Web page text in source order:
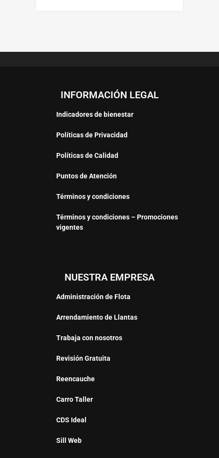
INFORMACIÓN LEGAL
Indicadores de bienestar
Políticas de Privacidad
Políticas de Calidad
Puntos de Atención
Términos y condiciones
Términos y condiciones – Promociones
vigentes
NUESTRA EMPRESA
Administración de Flota
Arrendamiento de Llantas
Trabaja con nosotros
Revisión Gratuita
Reencauche
Carro Taller
CDS Ideal
Sill Web